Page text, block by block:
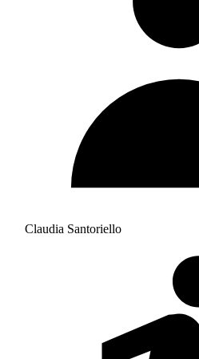
Claudia Santoriello